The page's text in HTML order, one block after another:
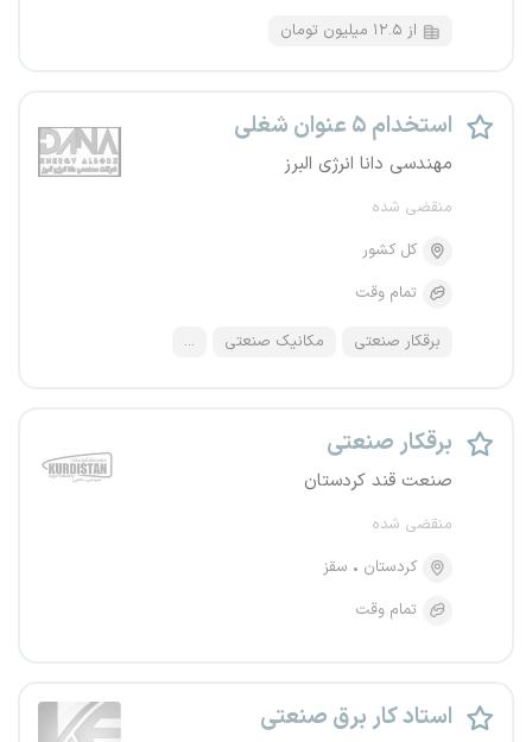
از ۱۲.۵ میلیون تومان
استخدام ۵ عنوان شغلی
مهندسی دانا انرژی البرز
منقضی شده
کل کشور
تمام وقت
برقکار صنعتی مکانیک صنعتی ...
برقکار صنعتی
صنعت قند کردستان
منقضی شده
کردستان
سقز
تمام وقت
استاد کار برق صنعتی